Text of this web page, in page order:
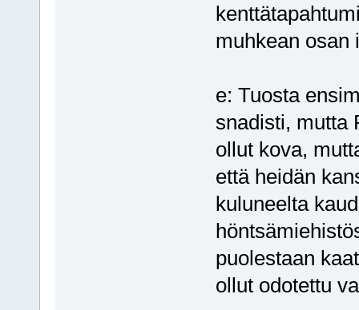
muhkean
e: Tuosta
snadisti, mutta
ollut kova,
että heidän
kuluneelta
puolestaan
ollut odotettu